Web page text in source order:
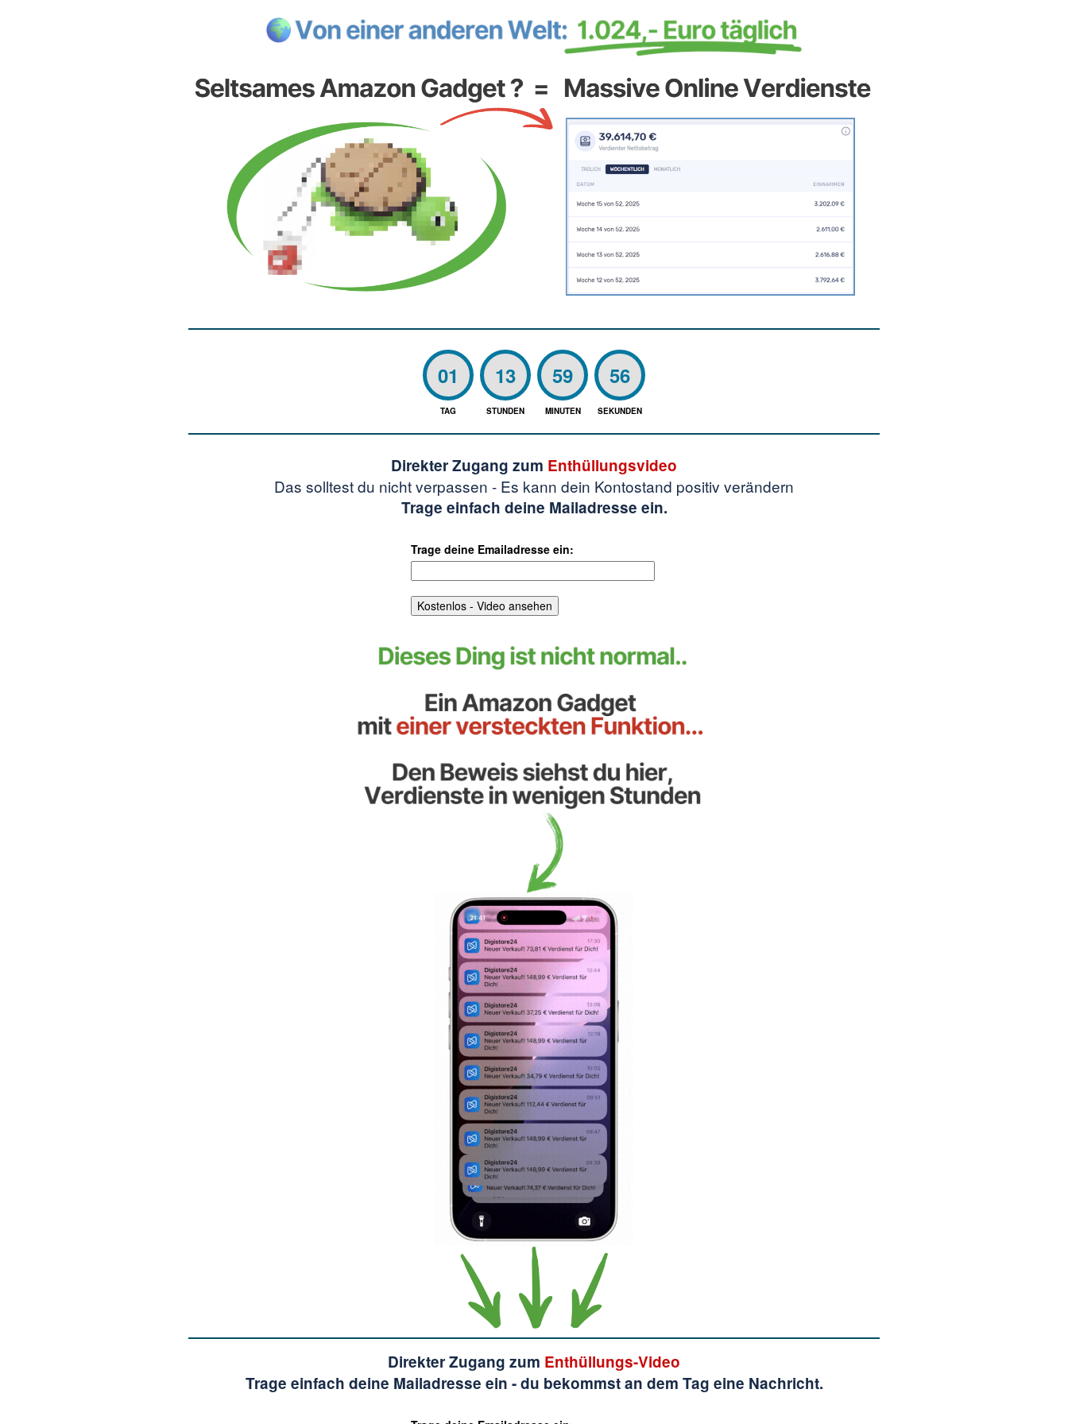
01
TAG
13
STUNDEN
59
MINUTEN
55
SEKUNDEN
Direkter Zugang zum Enthüllungsvideo
Das solltest du nicht verpassen - Es kann dein Kontostand positiv verändern
Trage einfach deine Mailadresse ein.
Trage deine Emailadresse ein:
Direkter Zugang zum Enthüllungs-Video
Trage einfach deine Mailadresse ein - du bekommst an dem Tag eine Nachricht.